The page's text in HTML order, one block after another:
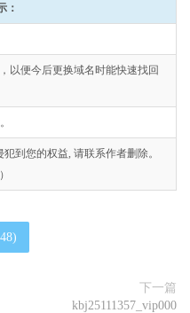
：
以便今后更换域名时能快速找回
到您的权益, 请联系作者删除。
48)
下一篇
kbj25111357_vip000